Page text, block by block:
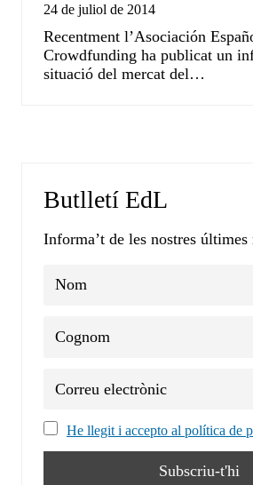
24 de juliol de 2014
Recentment l’Asociación
Crowdfunding ha publicat un
situació del mercat del…
Butlletí EdL
Informa’t de les nostres últimes
He llegit i accepto al política de